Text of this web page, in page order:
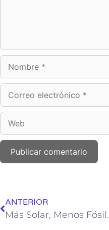
ANTERIOR
Más Solar, Menos Fósil.